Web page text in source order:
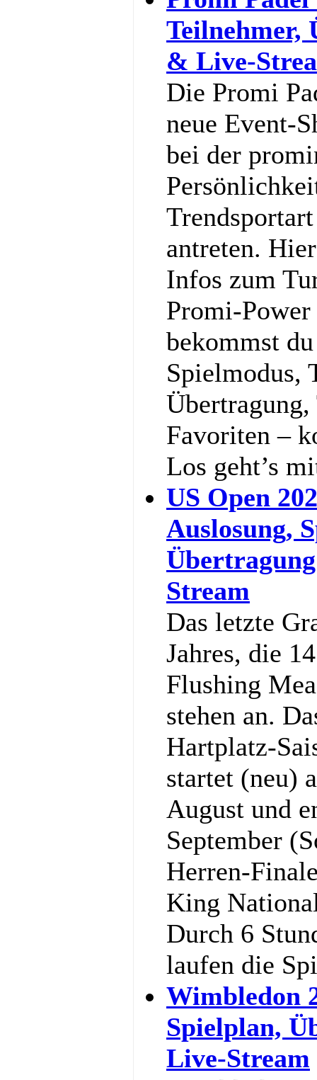
Teilnehmer,
& Live-
Die Promi
neue Event-
bei der
antreten.
Infos zum
Promi-
bekommst
Spielmodus,
Favoriten –
Los geht’s
US Open
Auslosung,
Stream
Das letzte
Jahres, die
Flushing
stehen an.
Hartplatz-
startet (neu)
August und
September
Herren-
King
Durch 6
laufen die
Wimbledon
Spielplan,
Live-Stream